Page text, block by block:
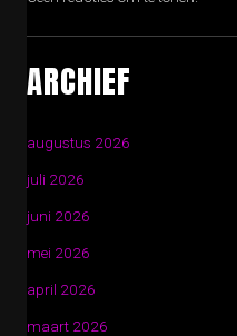
ARCHIEF
augustus 2026
juli 2026
juni 2026
mei 2026
april 2026
maart 2026